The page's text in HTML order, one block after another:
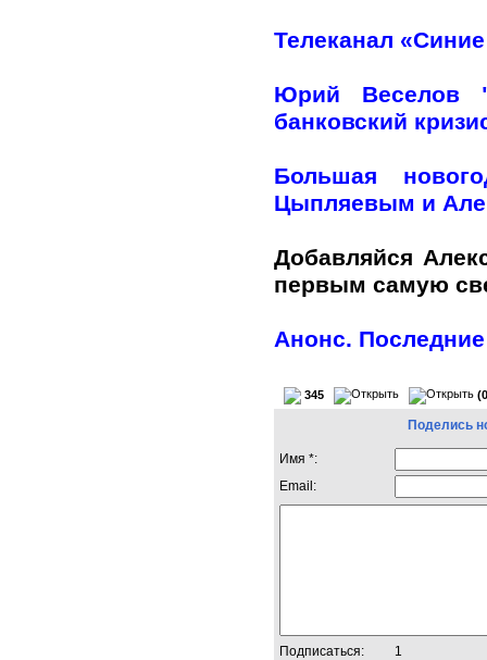
Телеканал
Юрий Веселов
банковский
Большая
Цыпляевым и
Добавляйся
первым самую
Анонс.
345
Поделись
Имя *:
Email:
Подписаться: 1